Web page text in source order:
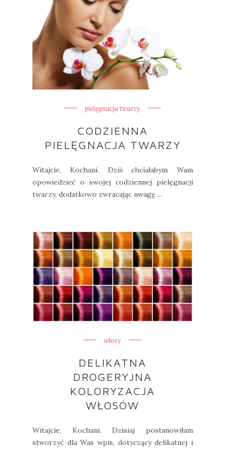
pielęgnacja twarzy
CODZIENNA
PIELĘGNACJA TWARZY
Witajcie, Kochani. Dziś chciałabym Wam
opowiedzieć o swojej codziennej pielęgnacji
twarzy, dodatkowo zwracając uwagę ...
włosy
DELIKATNA
DROGERYJNA
KOLORYZACJA
WŁOSÓW
Witajcie, Kochani. Dzisiaj postanowiłam
stworzyć dla Was wpis, dotyczący delikatnej i